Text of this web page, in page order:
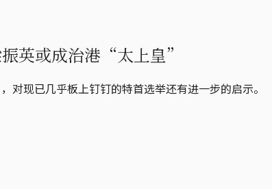
英或成治港“太上皇”
现已几乎板上钉钉的特首选举还有进一步的启示。